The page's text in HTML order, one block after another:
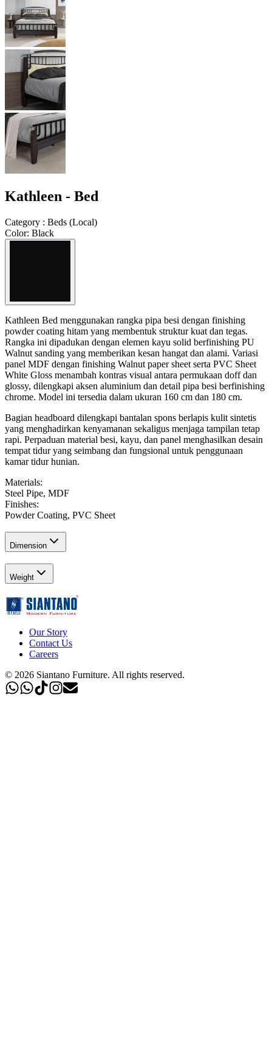
Kathleen - Bed
Category : Beds (Local)
Color: Black
Kathleen Bed menggunakan rangka pipa besi dengan finishing
powder coating hitam yang membentuk struktur kuat dan tegas.
Rangka ini dipadukan dengan elemen kayu solid berfinishing PU
Walnut sanding yang memberikan kesan hangat dan alami. Variasi
panel MDF dengan finishing Walnut paper sheet serta PVC Sheet
White Gloss menambah kontras visual antara permukaan doff dan
glossy, dilengkapi aksen aluminium dan detail pipa besi berfinishing
chrome. Model ini tersedia dalam ukuran 160 cm dan 180 cm.
Bagian headboard dilengkapi bantalan spons berlapis kulit sintetis
yang menghadirkan kenyamanan sekaligus menjaga tampilan tetap
rapi. Perpaduan material besi, kayu, dan panel menghasilkan desain
tempat tidur yang seimbang dan fungsional untuk penggunaan
kamar tidur hunian.
Materials:
Steel Pipe, MDF
Finishes:
Powder Coating, PVC Sheet
Dimension
Weight
Our Story
Contact Us
Careers
© 2026 Siantano Furniture. All rights reserved.